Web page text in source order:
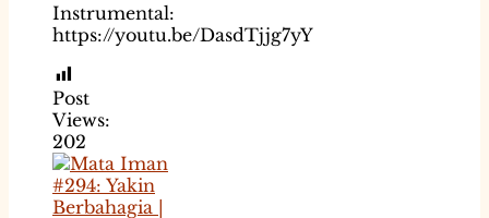
Instrumental:
https://youtu.be/DasdTjjg7yY
Post
Views:
202